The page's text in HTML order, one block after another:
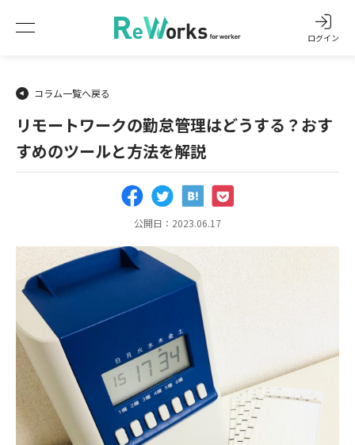
ログイン
コラム一覧へ戻る
リモートワークの勤怠管理はどうする？おす
すめのツールと方法を解説
公開日：2023.06.17